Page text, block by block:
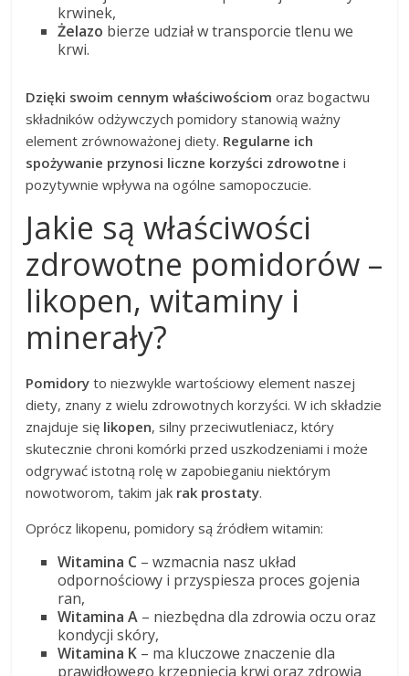
krwinek,
Żelazo bierze udział w transporcie tlenu we
krwi.
Dzięki swoim cennym właściwościom oraz bogactwu
składników odżywczych pomidory stanowią ważny
element zrównoważonej diety. Regularne ich
spożywanie przynosi liczne korzyści zdrowotne i
pozytywnie wpływa na ogólne samopoczucie.
Jakie są właściwości
zdrowotne pomidorów –
likopen, witaminy i
minerały?
Pomidory to niezwykle wartościowy element naszej
diety, znany z wielu zdrowotnych korzyści. W ich składzie
znajduje się likopen, silny przeciwutleniacz, który
skutecznie chroni komórki przed uszkodzeniami i może
odgrywać istotną rolę w zapobieganiu niektórym
nowotworom, takim jak rak prostaty.
Oprócz likopenu, pomidory są źródłem witamin:
Witamina C – wzmacnia nasz układ
odpornościowy i przyspiesza proces gojenia
ran,
Witamina A – niezbędna dla zdrowia oczu oraz
kondycji skóry,
Witamina K – ma kluczowe znaczenie dla
prawidłowego krzepnięcia krwi oraz zdrowia